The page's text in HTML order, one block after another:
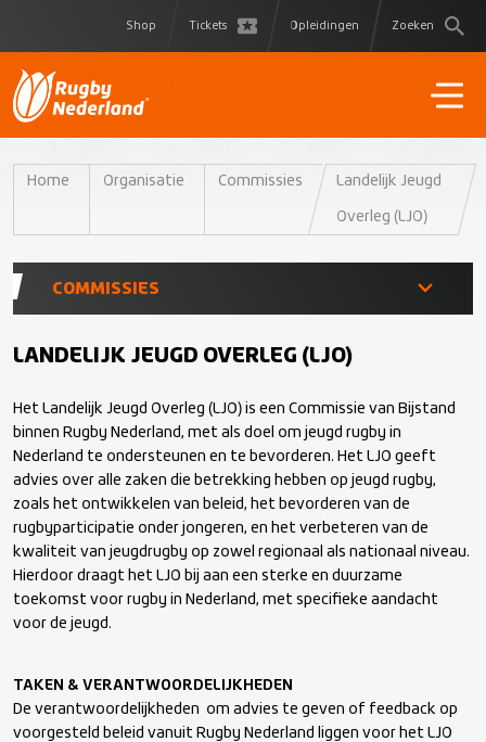
Shop Tickets Opleidingen Zoeken
Home Organisatie Commissies Landelijk Jeugd
Overleg (LJO)
COMMISSIES
Atletencommissie (AC)
Arbitrage Tucht Commissie (ATC)
Commissie van Financieel Toezicht (CFT)
Commissie Onderscheidingen en Predikaten (COP)
Commissie Rugby Scheidsrechters (CRS)
Medische Commissie (MC)
LANDELIJK JEUGD OVERLEG (LJO)
Het Landelijk Jeugd Overleg (LJO) is een Commissie van Bijstand
binnen Rugby Nederland, met als doel om jeugd rugby in
Nederland te ondersteunen en te bevorderen. Het LJO geeft
advies over alle zaken die betrekking hebben op jeugd rugby,
zoals het ontwikkelen van beleid, het bevorderen van de
rugbyparticipatie onder jongeren, en het verbeteren van de
kwaliteit van jeugdrugby op zowel regionaal als nationaal niveau.
Hierdoor draagt het LJO bij aan een sterke en duurzame
toekomst voor rugby in Nederland, met specifieke aandacht
voor de jeugd.
TAKEN & VERANTWOORDELIJKHEDEN
De verantwoordelijkheden om advies te geven of feedback op
voorgesteld beleid vanuit Rugby Nederland liggen voor het LJO